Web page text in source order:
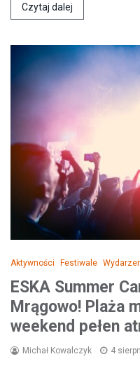
Czytaj dalej
Aktywności Festiwale
ESKA Summer
Mrągowo! Plaża
weekend pełen
Michał Kowalczyk 4